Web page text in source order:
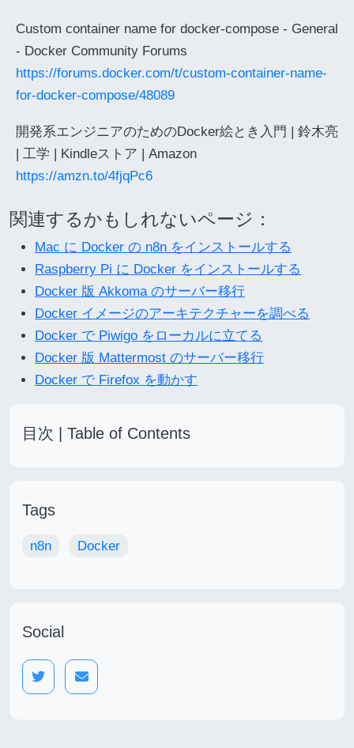
Custom container name for docker-compose - General
- Docker Community Forums
https://forums.docker.com/t/custom-container-name-
for-docker-compose/48089
開発系エンジニアのためのDocker絵とき入門 | 鈴木亮
| 工学 | Kindleストア | Amazon
https://amzn.to/4fjqPc6
関連するかもしれないページ：
Mac に Docker の n8n をインストールする
Raspberry Pi に Docker をインストールする
Docker 版 Akkoma のサーバー移行
Docker イメージのアーキテクチャーを調べる
Docker で Piwigo をローカルに立てる
Docker 版 Mattermost のサーバー移行
Docker で Firefox を動かす
目次 | Table of Contents
Tags
n8n Docker
Social